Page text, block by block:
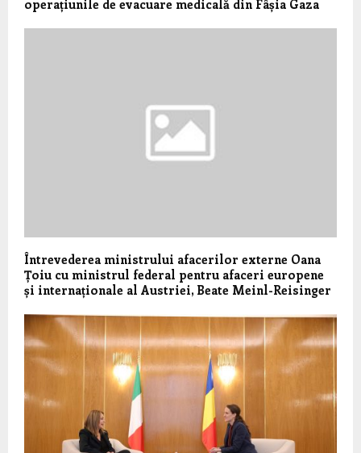
operațiunile de evacuare medicală din Fâșia Gaza
Întrevederea ministrului afacerilor externe Oana
Țoiu cu ministrul federal pentru afaceri europene
și internaționale al Austriei, Beate Meinl-Reisinger